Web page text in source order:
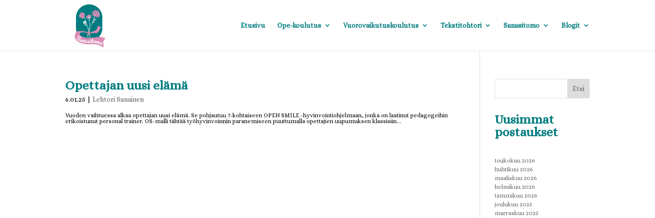
Etusivu Ope-koulutus Vuorovaikutuskoulutus Tekstitohtori Sanasitomo Blogit
Opettajan uusi elämä
6.01.25 |Lehtori Sanainen
Vuoden vaihtuessa alkaa opettajan uusi elämä. Se pohjautuu 7-kohtaiseen OPEN SMILE -hyvinvointiohjelmaan, jonka on laatinut pedagogeihin
erikoistunut personal trainer. OS-malli tähtää työhyvinvoinnin paranemiseen puuttumalla opettajien uupumuksen klassisiin...
Etsi
Uusimmat
postaukset
toukokuu 2026
huhtikuu 2026
maaliskuu 2026
helmikuu 2026
tammikuu 2026
joulukuu 2025
marraskuu 2025